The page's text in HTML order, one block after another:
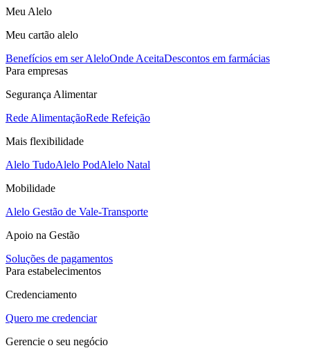
Meu Alelo
Meu cartão alelo
Benefícios em ser AleloOnde AceitaDescontos em farmácias
Para empresas
Segurança Alimentar
Rede AlimentaçãoRede Refeição
Mais flexibilidade
Alelo TudoAlelo PodAlelo Natal
Mobilidade
Alelo Gestão de Vale-Transporte
Apoio na Gestão
Soluções de pagamentos
Para estabelecimentos
Credenciamento
Quero me credenciar
Gerencie o seu negócio